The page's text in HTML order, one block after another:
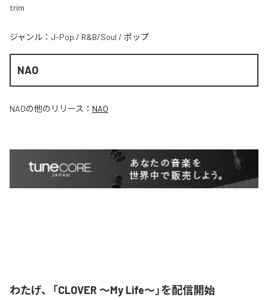
trim
ジャンル： J-Pop / R&B/Soul / ポップ
NAO
NAOの他のリリース： NAO
わたげ、「CLOVER ～My Life～」を配信開始